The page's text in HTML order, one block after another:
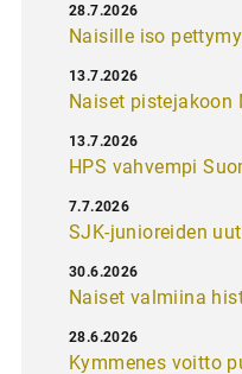
Naisille iso
28.7.2026
Naiset pistejakoon
13.7.2026
HPS vahvempi
13.7.2026
SJK-junioreiden
7.7.2026
Naiset valmiina
30.6.2026
Kymmenes voitto
28.6.2026